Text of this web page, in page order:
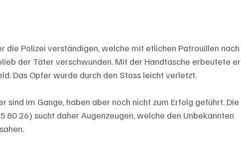
die Polizei verständigen, welche mit etlichen Patrouillen nach
der Täter verschwunden. Mit der Handtasche erbeutete er
Das Opfer wurde durch den Stoss leicht verletzt.
sind im Gange, haben aber noch nicht zum Erfolg geführt. Die
80 26) sucht daher Augenzeugen, welche den Unbekannten